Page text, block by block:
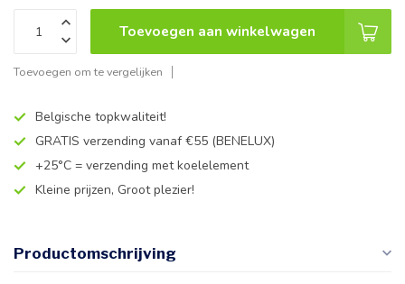
Toevoegen aan winkelwagen
Toevoegen om te vergelijken
Belgische topkwaliteit!
GRATIS verzending vanaf €55 (BENELUX)
+25°C = verzending met koelelement
Kleine prijzen, Groot plezier!
Productomschrijving